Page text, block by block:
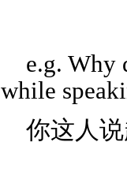
e.g. Why
while
你这人